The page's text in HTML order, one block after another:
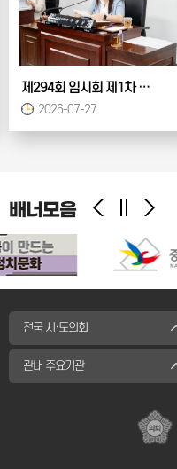
제294회 임시회 제1차 의회운영위원회
2026-07-27
배너모음
전국 시·도의회
관내 주요기관